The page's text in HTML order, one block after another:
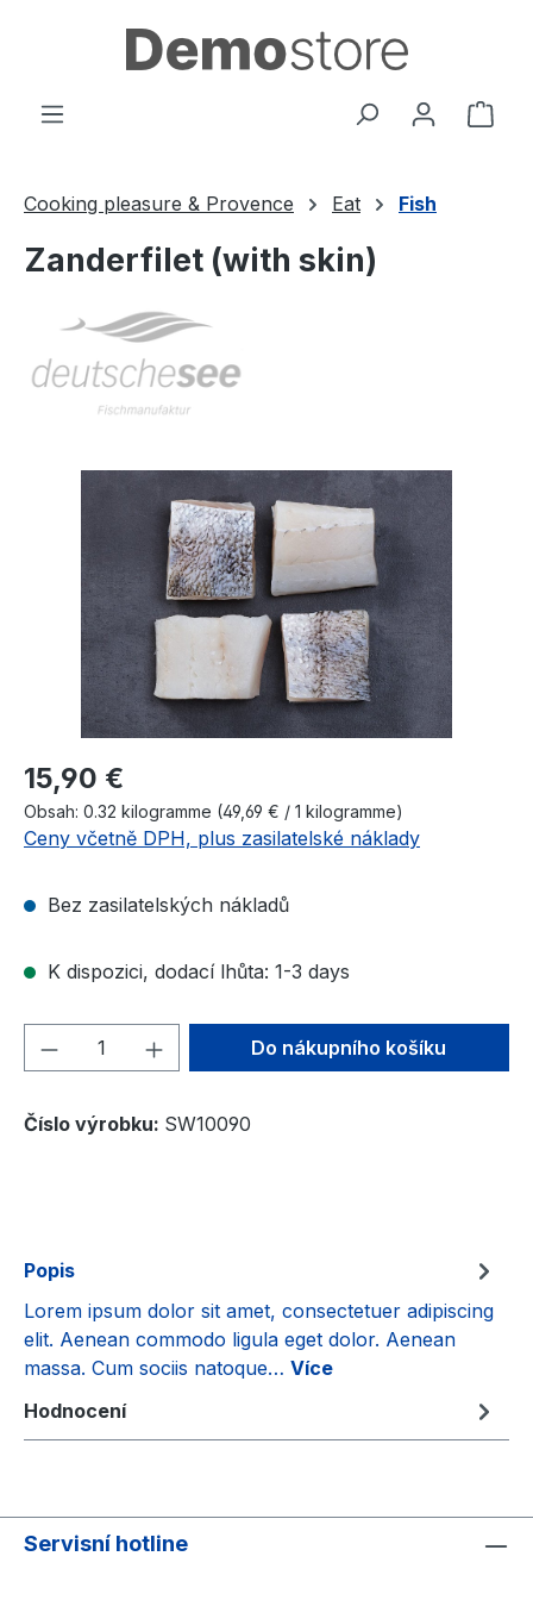
Přejít na hlavní obsah
Cooking pleasure & Provence Eat Fish
Zanderfilet (with skin)
Běžná cena:
15,90 €
Obsah: 0.32 kilogramme (49,69 € / 1 kilogramme)
Ceny včetně DPH, plus zasilatelské náklady
Bez zasilatelských nákladů
K dispozici, dodací lhůta: 1-3 days
Množství produktu: Zadejte
Do nákupního košíku
Číslo výrobku: SW10090
Popis
Lorem ipsum dolor sit amet, consectetuer adipiscing
elit. Aenean commodo ligula eget dolor. Aenean
massa. Cum sociis natoque… Více
Hodnocení
Servisní hotline